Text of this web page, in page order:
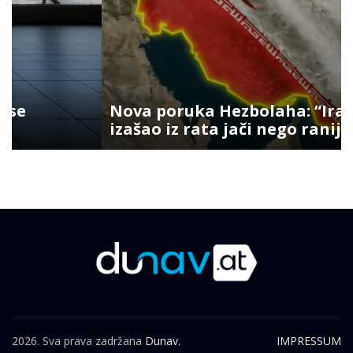
Nova poruka Hezbolaha: “Iran je
izašao iz rata jači nego ranije”
2026. Sva prava zadržana Dunav. IMPRESSUM